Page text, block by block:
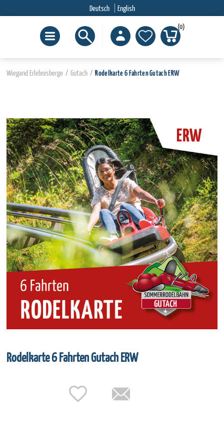
Deutsch English
(0)
Wiegand Erlebnisberge / Gutach / Rodelkarte 6 Fahrten Gutach ERW
Rodelkarte 6 Fahrten Gutach ERW